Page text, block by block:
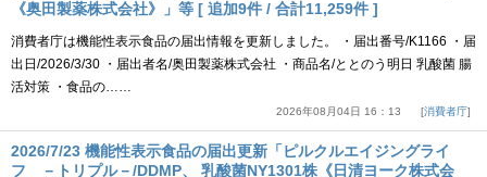
《奥田製薬株式会社》」等 [ 追加9件 / 合計11,259件 ]
消費者庁は機能性表示食品の届出情報を更新しました。 ・届出番号/K1166 ・届
出日/2026/3/30 ・届出者名/奥田製薬株式会社 ・商品名/ととのう明日 乳酸菌 腸
活対策 ・食品の……
2026年08月04日 16：13 消費者庁
2026/7/23 機能性表示食品の届出更新「ピルクルエイジングライ
フ －トリプル－/DDMP、 乳酸菌NY1301株《日清ヨーク株式会